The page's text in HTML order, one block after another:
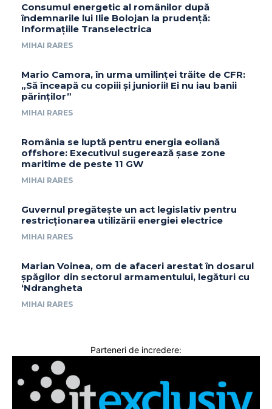
Consumul energetic al românilor după
îndemnarile lui Ilie Bolojan la prudență:
Informațiile Transelectrica
MIHAI RARES
Mario Camora, în urma umilinței trăite de CFR:
„Să înceapă cu copiii și juniorii! Ei nu iau banii
părinților”
MIHAI RARES
România se luptă pentru energia eoliană
offshore: Executivul sugerează șase zone
maritime de peste 11 GW
MIHAI RARES
Guvernul pregătește un act legislativ pentru
restricționarea utilizării energiei electrice
MIHAI RARES
Marian Voinea, om de afaceri arestat în dosarul
șpăgilor din sectorul armamentului, legături cu
‘Ndrangheta
MIHAI RARES
Parteneri de incredere: